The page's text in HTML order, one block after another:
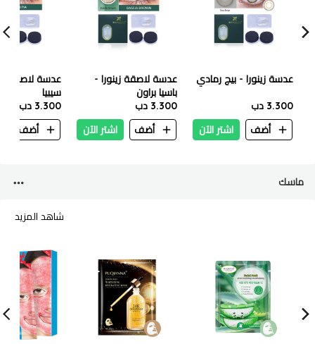
عدسة زينورا - بيج رمادي
3.300 دب
أضف
اشتر الآن
عدسة لاصقة زينورا -
باسيا براون
3.300 دب
أضف
اشتر الآن
عدسة لاصقة
سيبيا
3.300 دب
أضف
ماسك
شاهد المزيد